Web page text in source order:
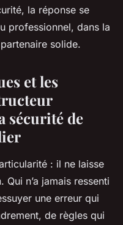
la réponse se
professionnel, dans la
solide.
et les
sécurité de
: il ne laisse
n’a jamais ressenti
une erreur qui
de règles qui